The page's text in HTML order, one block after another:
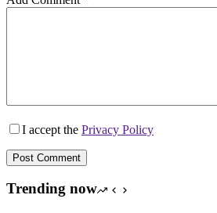
I accept the Privacy Policy
Post Comment
Trending now